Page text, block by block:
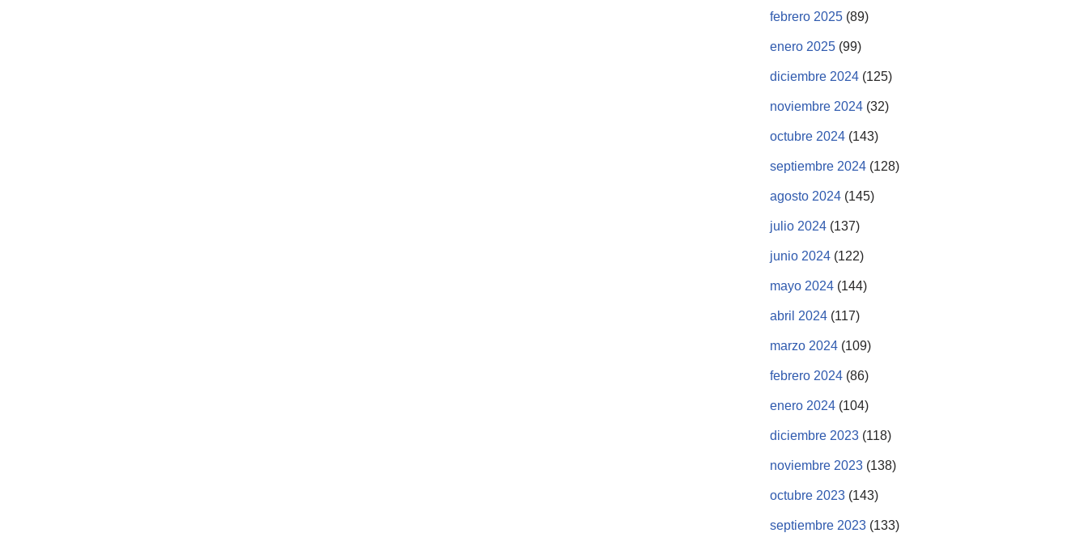
febrero 2025 (89)
enero 2025 (99)
diciembre 2024 (125)
noviembre 2024 (32)
octubre 2024 (143)
septiembre 2024 (128)
agosto 2024 (145)
julio 2024 (137)
junio 2024 (122)
mayo 2024 (144)
abril 2024 (117)
marzo 2024 (109)
febrero 2024 (86)
enero 2024 (104)
diciembre 2023 (118)
noviembre 2023 (138)
octubre 2023 (143)
septiembre 2023 (133)